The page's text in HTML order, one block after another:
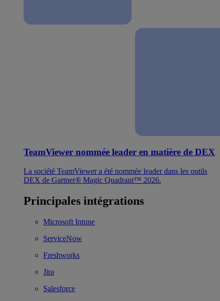
TeamViewer nommée leader en matière de DEX
La société TeamViewer a été nommée leader dans les outils
DEX de Gartner® Magic Quadrant™ 2026.
Principales intégrations
Microsoft Intune
ServiceNow
Freshworks
Jira
Salesforce